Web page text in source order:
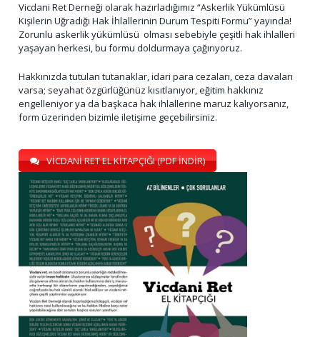
Vicdani Ret Derneği olarak hazırladığımız “Askerlik Yükümlüsü
Kişilerin Uğradığı Hak İhlallerinin Durum Tespiti Formu” yayında!
Zorunlu askerlik yükümlüsü olması sebebiyle çeşitli hak ihlalleri
yaşayan herkesi, bu formu doldurmaya çağırıyoruz.
Hakkınızda tutulan tutanaklar, idari para cezaları, ceza davaları
varsa; seyahat özgürlüğünüz kısıtlanıyor, eğitim hakkınız
engelleniyor ya da başkaca hak ihlallerine maruz kalıyorsanız,
form üzerinden bizimle iletişime geçebilirsiniz.
VİCDANİ RET EL KİTAPÇIĞI (PDF İNDİR)